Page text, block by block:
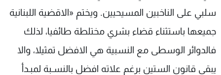
سلبي على الناخبين المسيحيين. ويختم «الاقضية اللبنانية
جميعها باستثناء قضاء بشري مختلطة طائفيا، لذلك
فالدوائر الوسطى مع النسبية هي الافضل تمثيلا، والا
يبقى قانون الستين برغم علاته افضل بالنسـبة لمبـدأ